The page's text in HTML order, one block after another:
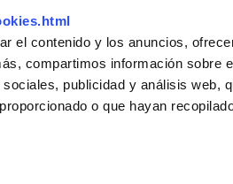
el contenido y los anuncios,
compartimos información sobre
publicidad y análisis web,
o que hayan
en:
Oficina Madrid Carabanchel-Oporto
Calle Alejandro Morán 14 Local
28025 Madrid - España